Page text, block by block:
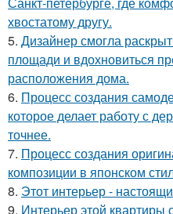
хвостатому другу.
5. Дизайнер смогла
площади и вдохновиться
расположения дома.
6. Процесс создания
которое делает работу с
точнее.
7. Процесс создания
композиции в японском
8. Этот интерьер -
9. Интерьер этой квартиры